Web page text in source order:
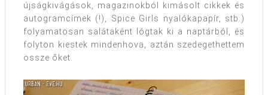
újságkivágások, magazinokból kimásolt cikkek és
autogramcímek (!), Spice Girls nyalókapapír, stb.)
folyamatosan salátaként lógtak ki a naptárból, és
folyton kiestek mindenhova, aztán szedegethettem
össze őket.